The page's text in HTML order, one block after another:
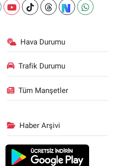
Hava Durumu
Trafik Durumu
Tüm Manşetler
Haber Arşivi